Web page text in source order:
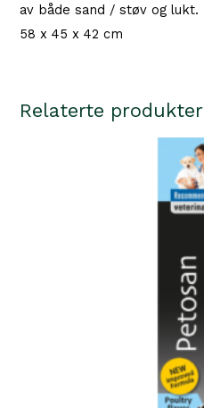
av både sand / støv og lukt.
58 x 45 x 42 cm
Relaterte produkter